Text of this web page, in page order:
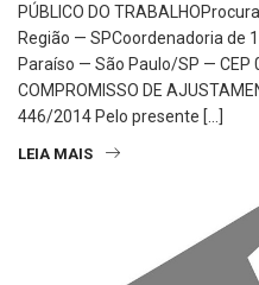
PÚBLICO DO
Região — SPCoordenadoria de
Paraíso — São Paulo/SP — CEP
COMPROMISSO DE
446/2014 Pelo presente […]
LEIA MAIS